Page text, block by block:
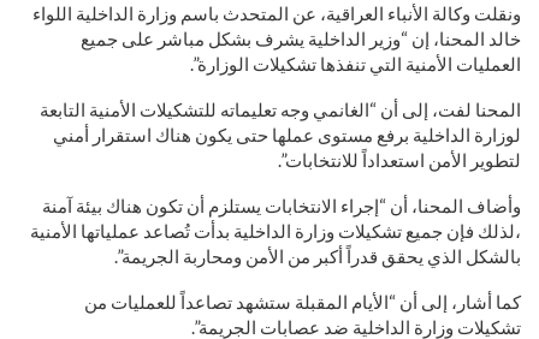
ونقلت وكالة الأنباء العراقية، عن المتحدث باسم وزارة الداخلية اللواء
خالد المحنا، إن “وزير الداخلية يشرف بشكل مباشر على جميع
العمليات الأمنية التي تنفذها تشكيلات الوزارة”.
المحنا لفت، إلى أن “الغانمي وجه تعليماته للتشكيلات الأمنية التابعة
لوزارة الداخلية برفع مستوى عملها حتى يكون هناك استقرار أمني
لتطوير الأمن استعداداً للانتخابات”.
وأضاف المحنا، أن “إجراء الانتخابات يستلزم أن تكون هناك بيئة آمنة
،لذلك فإن جميع تشكيلات وزارة الداخلية بدأت تُصاعد عملياتها الأمنية
بالشكل الذي يحقق قدراً أكبر من الأمن ومحاربة الجريمة”.
كما أشار، إلى أن “الأيام المقبلة ستشهد تصاعداً للعمليات من
تشكيلات وزارة الداخلية ضد عصابات الجريمة”.